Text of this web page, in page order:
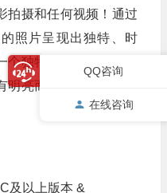
拍摄和任何视频！通过
照片呈现出独特、时
独特的合成元素包，
亮而美丽的光度，通
及以上版本 &
QQ咨询
在线咨询